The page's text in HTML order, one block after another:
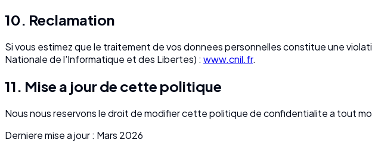
10. Reclamation
Si vous estimez que le traitement de vos donnees personnelles constitue une
Nationale de l'Informatique et des Libertes) : www.cnil.fr.
11. Mise a jour de cette politique
Nous nous reservons le droit de modifier cette politique de confidentialite a tout
Derniere mise a jour : Mars 2026